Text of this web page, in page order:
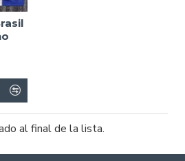
al final de la lista.